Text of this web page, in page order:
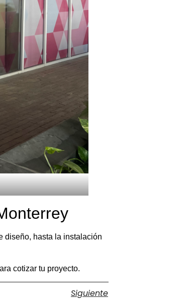
diseño, hasta la instalación
cotizar tu proyecto.
Siguiente